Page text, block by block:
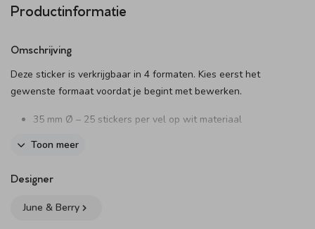
Productinformatie
Omschrijving
Deze sticker is verkrijgbaar in 4 formaten. Kies eerst het
gewenste formaat voordat je begint met bewerken.
35 mm Ø – 25 stickers per vel op wit materiaal
59 mm Ø – 12 stickers per vel (optioneel met folie)
83 mm Ø – 6 stickers per vel (optioneel met folie)
Toon meer
Designer
June & Berry